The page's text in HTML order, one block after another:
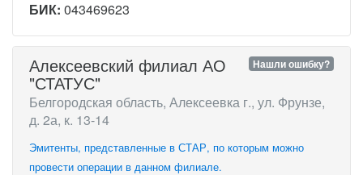
БИК: 043469623
Нашли ошибку?
Алексеевский филиал АО
"СТАТУС"
Белгородская область, Алексеевка г., ул. Фрунзе,
д. 2а, к. 13-14
Эмитенты, представленные в СТАР, по которым можно
провести операции в данном филиале.